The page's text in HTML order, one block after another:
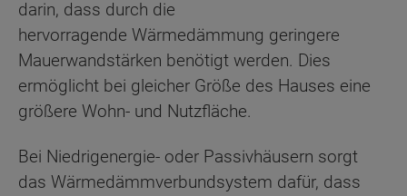
darin, dass durch die
hervorragende Wärmedämmung geringere
Mauerwandstärken benötigt werden. Dies
ermöglicht bei gleicher Größe des Hauses eine
größere Wohn- und Nutzfläche.
Bei Niedrigenergie- oder Passivhäusern sorgt
das Wärmedämmverbundsystem dafür, dass